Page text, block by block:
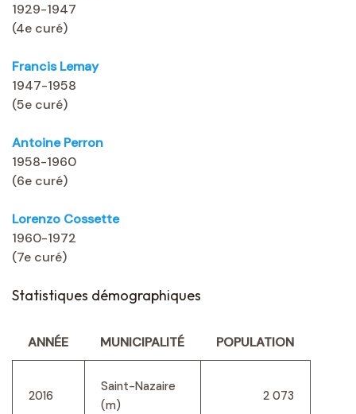
1929-1947
(4e curé)
Francis Lemay
1947-1958
(5e curé)
Antoine Perron
1958-1960
(6e curé)
Lorenzo Cossette
1960-1972
(7e curé)
Statistiques démographiques
ANNÉE MUNICIPALITÉ POPULATION
2016
Saint-Nazaire
(m)
2 073